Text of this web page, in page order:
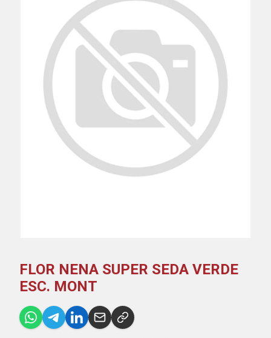
FLOR NENA SUPER SEDA VERDE
ESC. MONT